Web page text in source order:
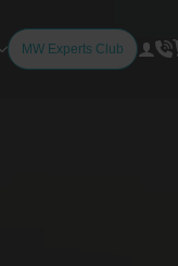
MW Experts Club